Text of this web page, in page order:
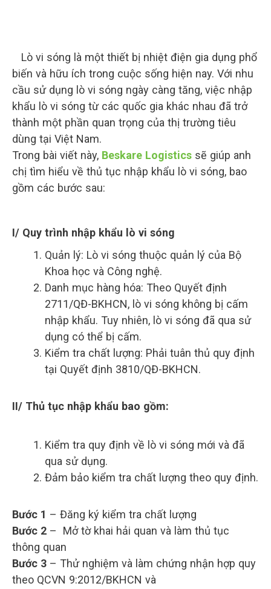
Lò vi sóng là một thiết bị nhiệt điện gia dụng phổ
biến và hữu ích trong cuộc sống hiện nay. Với nhu
cầu sử dụng lò vi sóng ngày càng tăng, việc nhập
khẩu lò vi sóng từ các quốc gia khác nhau đã trở
thành một phần quan trọng của thị trường tiêu
dùng tại Việt Nam.
Trong bài viết này, Beskare Logistics sẽ giúp anh
chị tìm hiểu về thủ tục nhập khẩu lò vi sóng, bao
gồm các bước sau:
I/ Quy trình nhập khẩu lò vi sóng
Quản lý: Lò vi sóng thuộc quản lý của Bộ
Khoa học và Công nghệ.
Danh mục hàng hóa: Theo Quyết định
2711/QĐ-BKHCN, lò vi sóng không bị cấm
nhập khẩu. Tuy nhiên, lò vi sóng đã qua sử
dụng có thể bị cấm.
Kiểm tra chất lượng: Phải tuân thủ quy định
tại Quyết định 3810/QĐ-BKHCN.
II/ Thủ tục nhập khẩu bao gồm:
Kiểm tra quy định về lò vi sóng mới và đã
qua sử dụng.
Đảm bảo kiểm tra chất lượng theo quy định.
Bước 1 – Đăng ký kiểm tra chất lượng
Bước 2 – Mở tờ khai hải quan và làm thủ tục
thông quan
Bước 3 – Thử nghiệm và làm chứng nhận hợp quy
theo QCVN 9:2012/BKHCN và